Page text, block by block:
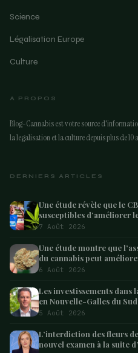
Science
Légalisation Europe
Culture
A PROPOS
Blog-Cannabis est votre source
la legalisation et la culture depuis plus de 10
DERNIERS ARTICLES
Une étude révèle que le
susceptibles d’améliorer
pourrait aider les athlètes
7 Août 2026
Une étude montre que
du cannabis peut
atteints de démence –
6 Août 2026
Les investissements dans
en Nouvelle-Galles du
en tant que leader
5 Août 2026
L’interdiction des fleurs
nouvel examen à la suite